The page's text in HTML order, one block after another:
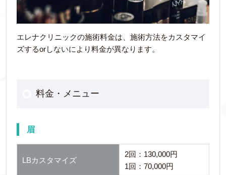
エレナクリニックの施術料金は、施術方法をカスタマイ
ズするorしないにより料金が異なります。
料金・メニュー
眉
LBカスタマイズ
2回：130,000円
1回：70,000円